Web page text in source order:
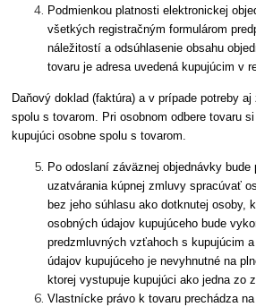
Podmienkou platnosti elektronickej
všetkých registračným formulárom
náležitostí a odsúhlasenie obsahu
tovaru je adresa uvedená kupujúcim v
Daňový doklad (faktúra) a v prípade potreby
spolu s tovarom. Pri osobnom odbere tovaru
kupujúci osobne spolu s tovarom.
Po odoslaní záväznej objednávky bude
uzatvárania kúpnej zmluvy spracúvať
bez jeho súhlasu ako dotknutej osoby,
osobných údajov kupujúceho bude
predzmluvných vzťahoch s kupujúcim
údajov kupujúceho je nevyhnutné na
ktorej vystupuje kupujúci ako jedna zo
Vlastnícke právo k tovaru prechádza